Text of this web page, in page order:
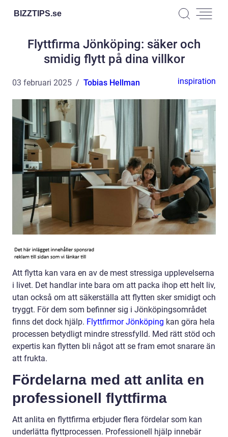
BIZZTIPS.se
Flyttfirma Jönköping: säker och
smidig flytt på dina villkor
03 februari 2025 Tobias Hellman inspiration
Att flytta kan vara en av de mest stressiga upplevelserna
i livet. Det handlar inte bara om att packa ihop ett helt liv,
utan också om att säkerställa att flytten sker smidigt och
tryggt. För dem som befinner sig i Jönköpingsområdet
finns det dock hjälp. Flyttfirmor Jönköping kan göra hela
processen betydligt mindre stressfylld. Med rätt stöd och
expertis kan flytten bli något att se fram emot snarare än
att frukta.
Fördelarna med att anlita en
professionell flyttfirma
Att anlita en flyttfirma erbjuder flera fördelar som kan
underlätta flyttprocessen. Professionell hjälp innebär